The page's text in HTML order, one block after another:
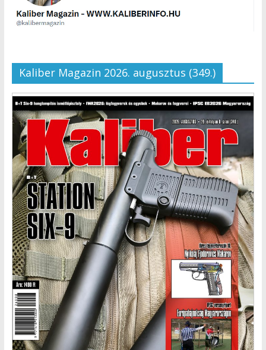
Kaliber Magazin 2026. augusztus (349.)